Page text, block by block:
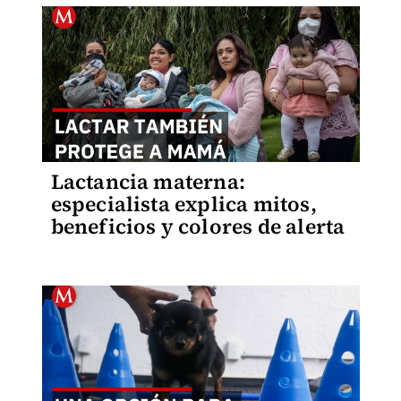
Lactancia materna:
especialista explica mitos,
beneficios y colores de alerta